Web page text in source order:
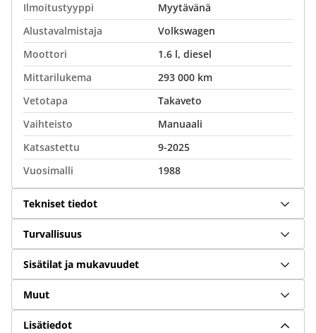
Ilmoitustyyppi
Myytävänä
Alustavalmistaja
Volkswagen
Moottori
1.6 l, diesel
Mittarilukema
293 000 km
Vetotapa
Takaveto
Vaihteisto
Manuaali
Katsastettu
9-2025
Vuosimalli
1988
Tekniset tiedot
Turvallisuus
Sisätilat ja mukavuudet
Muut
Lisätiedot